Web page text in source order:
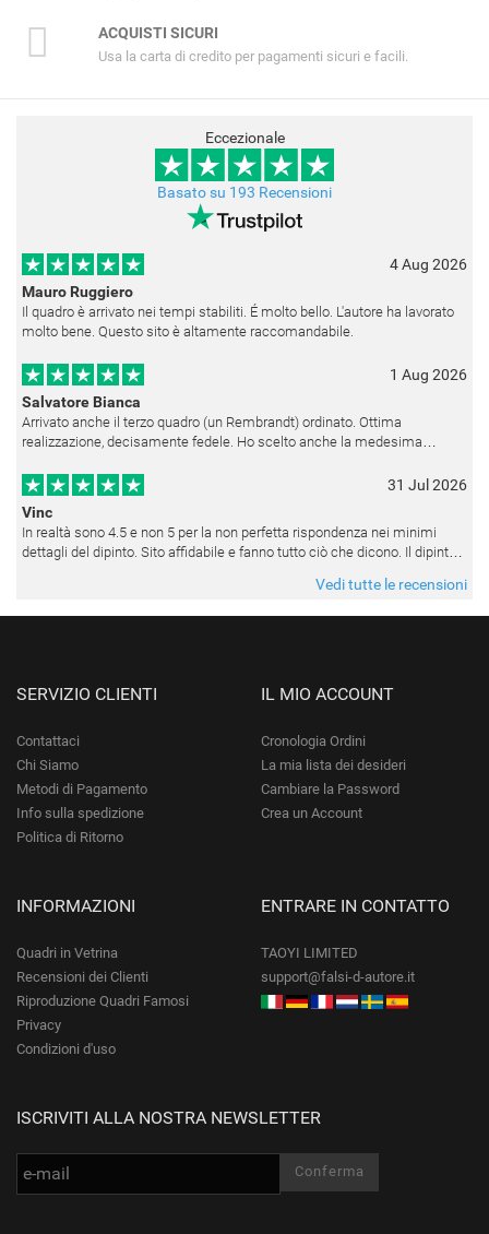
ACQUISTI SICURI
Usa la carta di credito per pagamenti sicuri e facili.
Eccezionale
Basato su 193 Recensioni
4 Aug 2026
Mauro Ruggiero
Il quadro è arrivato nei tempi stabiliti. É molto bello. L'autore ha lavorato
molto bene. Questo sito è altamente raccomandabile.
1 Aug 2026
Salvatore Bianca
Arrivato anche il terzo quadro (un Rembrandt) ordinato. Ottima
realizzazione, decisamente fedele. Ho scelto anche la medesima
appesi
31 Jul 2026
Vinc
In realtà sono 4.5 e non 5 per la non perfetta rispondenza nei minimi
dettagli del dipinto. Sito affidabile e fanno tutto ciò che dicono. Il dipinto,
Vedi tutte le recensioni
SERVIZIO CLIENTI
Contattaci
Chi Siamo
Metodi di Pagamento
Info sulla spedizione
Politica di Ritorno
IL MIO ACCOUNT
Cronologia Ordini
La mia lista dei desideri
Cambiare la Password
Crea un Account
INFORMAZIONI
Quadri in Vetrina
Recensioni dei Clienti
Riproduzione Quadri Famosi
Privacy
Condizioni d'uso
ENTRARE IN CONTATTO
TAOYI LIMITED
support@falsi-d-autore.it
ISCRIVITI ALLA NOSTRA NEWSLETTER